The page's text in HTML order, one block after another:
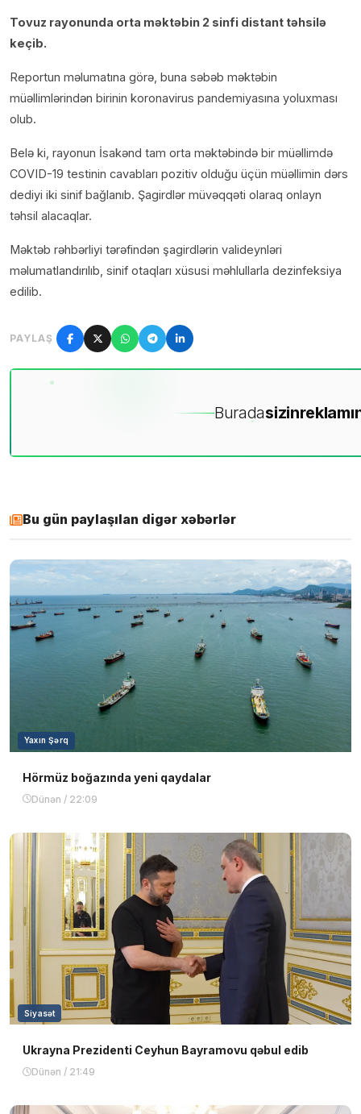
Tovuz rayonunda orta məktəbin 2 sinfi distant təhsilə
keçib.
Reportun məlumatına görə, buna səbəb məktəbin
müəllimlərindən birinin koronavirus pandemiyasına yoluxması
olub.
Belə ki, rayonun İsakənd tam orta məktəbində bir müəllimdə
COVID-19 testinin cavabları pozitiv olduğu üçün müəllimin dərs
dediyi iki sinif bağlanıb. Şagirdlər müvəqqəti olaraq onlayn
təhsil alacaqlar.
Məktəb rəhbərliyi tərəfindən şagirdlərin valideynləri
məlumatlandırılıb, sinif otaqları xüsusi məhlullarla dezinfeksiya
edilib.
PAYLAŞ
Buradasizin
Bu gün paylaşılan digər xəbərlər
Yaxın Şərq
Hörmüz boğazında yeni qaydalar
Dünən / 22:09
Siyasət
Ukrayna Prezidenti Ceyhun Bayramovu qəbul edib
Dünən / 21:49